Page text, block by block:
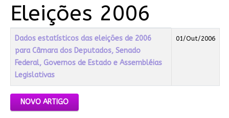
Eleições 2006
Título Data de Publicação
Dados estatísticos das eleições de 2006
para Câmara dos Deputados, Senado
Federal, Governos de Estado e Assembléias
Legislativas
01/Out/2006
NOVO ARTIGO